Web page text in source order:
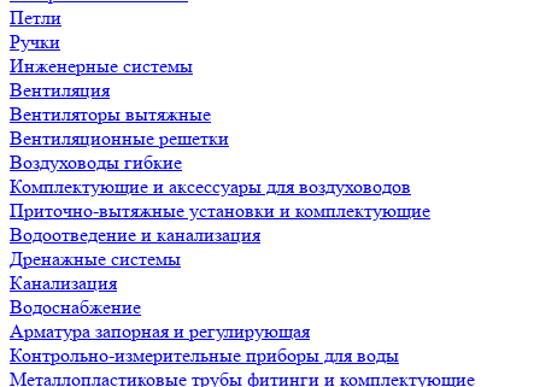
Петли
Ручки
Инженерные системы
Вентиляция
Вентиляторы вытяжные
Вентиляционные решетки
Воздуховоды гибкие
Комплектующие и аксессуары для воздуховодов
Приточно-вытяжные установки и комплектующие
Водоотведение и канализация
Дренажные системы
Канализация
Водоснабжение
Арматура запорная и регулирующая
Контрольно-измерительные приборы для воды
Металлопластиковые трубы фитинги и комплектующие